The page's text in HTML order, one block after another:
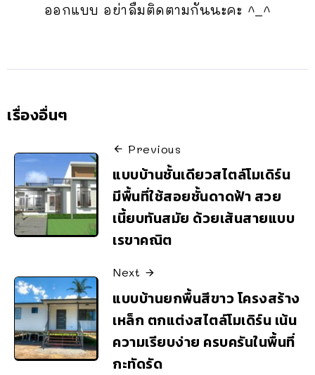
ออกแบบ อย่าลืมติดตามกันนะคะ ^_^
เรื่องอื่นๆ
Previous
แบบบ้านชั้นเดียวสไตล์โมเดิร์น
มีพื้นที่ใช้สอยชั้นดาดฟ้า สวย
เนี้ยบทันสมัย ด้วยเส้นสายแบบ
เรขาคณิต
Next
แบบบ้านยกพื้นสีขาว โครงสร้าง
เหล็ก ตกแต่งสไตล์โมเดิร์น เน้น
ความเรียบง่าย ครบครันในพื้นที่
กะทัดรัด